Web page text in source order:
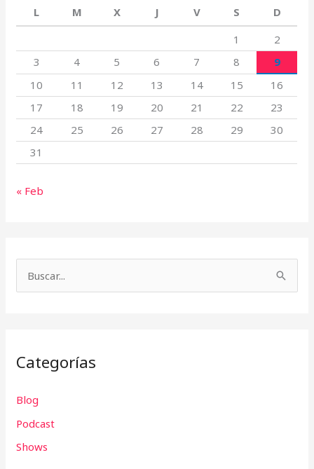
L
M X J V S
D
1
2
3
4 5 6 7 8
9
10
11 12 13 14 15
16
17
18 19 20 21 22
23
24
25 26 27 28 29
30
31
« Feb
a
p
o
r
Categorías
Blog
Podcast
Shows